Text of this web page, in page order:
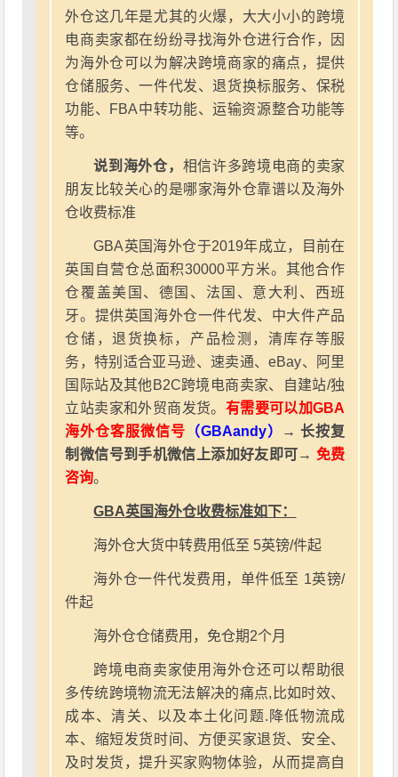
外仓这几年是尤其的火爆，大大小小的跨境
电商卖家都在纷纷寻找海外仓进行合作，因
为海外仓可以为解决跨境商家的痛点，提供
仓储服务、一件代发、退货换标服务、保税
功能、FBA中转功能、运输资源整合功能等
等。
说到海外仓， 相信许多跨境电商的卖家
朋友比较关心的是哪家海外仓靠谱以及海外
仓收费标准
GBA英国海外仓于2019年成立，目前在
英国自营仓总面积30000平方米。其他合作
仓覆盖美国、德国、法国、意大利、西班
牙。提供英国海外仓一件代发、中大件产品
仓储，退货换标，产品检测，清库存等服
务，特别适合亚马逊、速卖通、eBay、阿里
国际站及其他B2C跨境电商卖家、自建站/独
立站卖家和外贸商发货。 有需要可以加GBA
海外仓客服微信号 （GBAandy）
→ 长按复
制微信号到手机微信上添加好友即可→ 免费
咨询。
GBA英国海外仓收费标准如下：
海外仓大货中转费用低至 5英镑/件起
海外仓一件代发费用，单件低至 1英镑/
件起
海外仓仓储费用，免仓期2个月
跨境电商卖家使用海外仓还可以帮助很
多传统跨境物流无法解决的痛点,比如时效、
成本、清关、以及本土化问题.降低物流成
本、缩短发货时间、方便买家退货、安全、
及时发货，提升买家购物体验，从而提高自